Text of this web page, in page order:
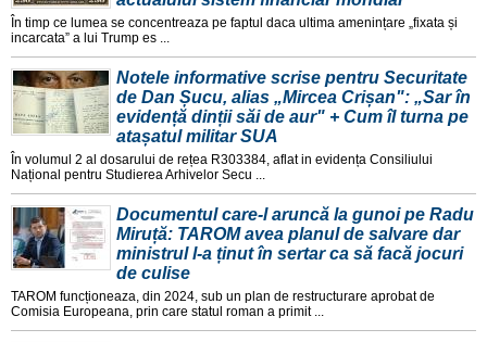
În timp ce lumea se concentreaza pe faptul daca ultima amenințare „fixata și
incarcata” a lui Trump es ...
Notele informative scrise pentru Securitate
de Dan Șucu, alias „Mircea Crișan": „Sar în
evidență dinții săi de aur" + Cum îl turna pe
atașatul militar SUA
În volumul 2 al dosarului de rețea R303384, aflat in evidența Consiliului
Național pentru Studierea Arhivelor Secu ...
Documentul care-l aruncă la gunoi pe Radu
Miruță: TAROM avea planul de salvare dar
ministrul l-a ținut în sertar ca să facă jocuri
de culise
TAROM funcționeaza, din 2024, sub un plan de restructurare aprobat de
Comisia Europeana, prin care statul roman a primit ...